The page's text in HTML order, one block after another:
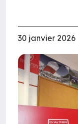
30 janvier 2026